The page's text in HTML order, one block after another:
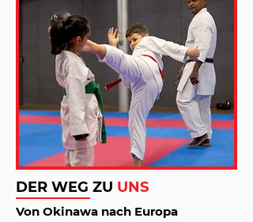
DER WEG ZU UNS
Von Okinawa nach Europa